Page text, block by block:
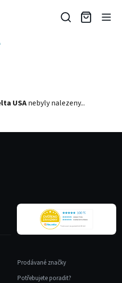
USAnebyly nalezeny...
Prodávané značky
Potřebujete poradit?